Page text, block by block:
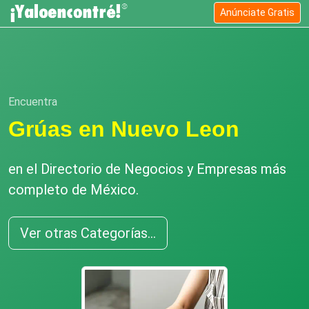
Anúnciate Gratis
Encuentra
Grúas en Nuevo Leon
en el Directorio de Negocios y Empresas más
completo de México.
Ver otras Categorías...